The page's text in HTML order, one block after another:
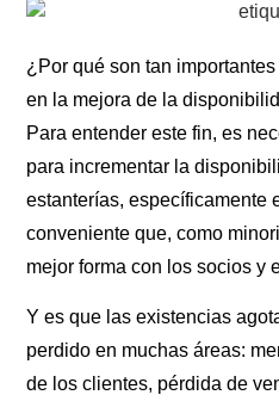
¿Por qué son tan
en la mejora de la
Para entender este fin, es
para incrementar la
estanterías, específicamente
conveniente que, como
mejor forma con los socios y
Y es que las existencias
perdido en muchas áreas:
de los clientes, pérdida de